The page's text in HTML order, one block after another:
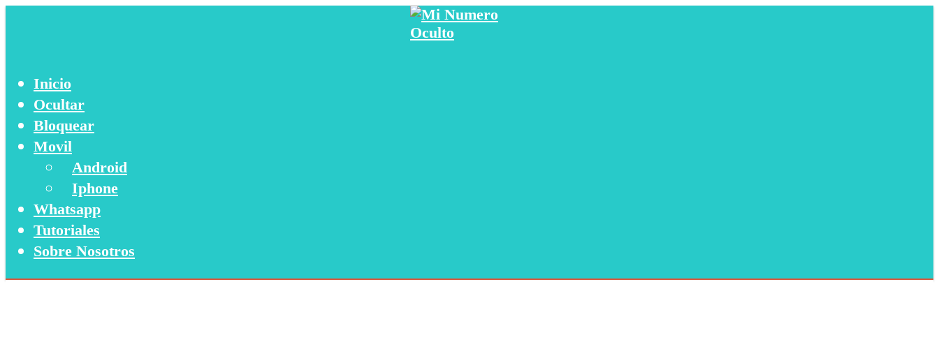
Inicio
Ocultar
Bloquear
Movil
Android
Iphone
Whatsapp
Tutoriales
Sobre Nosotros